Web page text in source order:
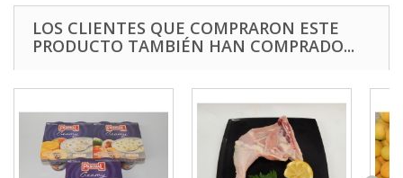
LOS CLIENTES QUE COMPRARON ESTE
PRODUCTO TAMBIÉN HAN COMPRADO...